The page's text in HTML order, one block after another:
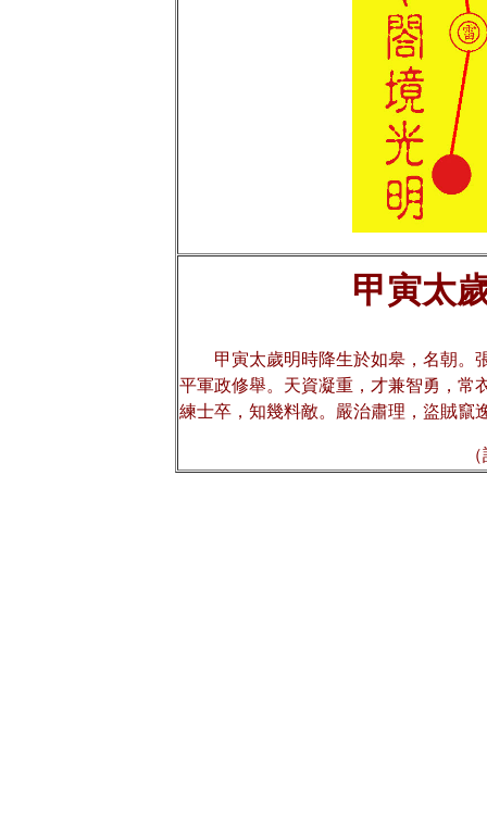
甲寅太
甲寅太歲明時降生於如皋，名朝。
平軍政修舉。天資凝重，才兼智勇，常
練士卒，知幾料敵。嚴治肅理，盜賊竄